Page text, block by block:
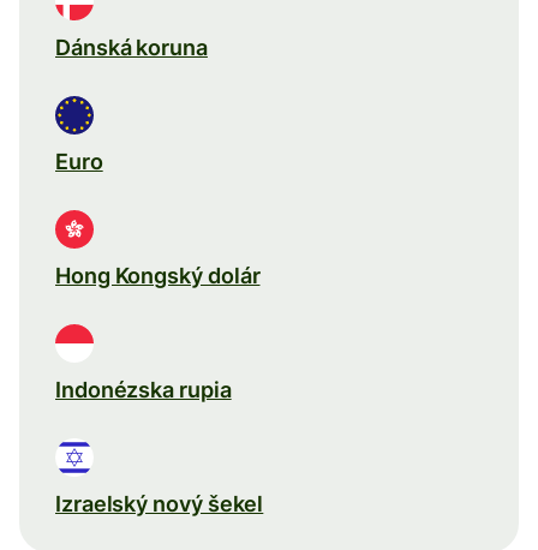
Dánská koruna
Euro
Hong Kongský dolár
Indonézska rupia
Izraelský nový šekel